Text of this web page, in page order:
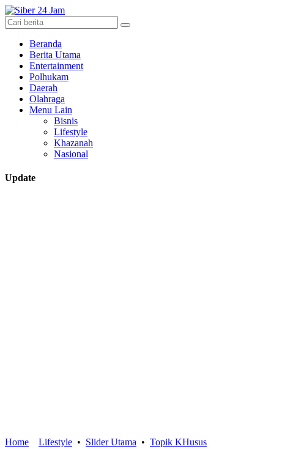
Beranda
Berita Utama
Entertainment
Polhukam
Daerah
Olahraga
Menu Lain
Bisnis
Lifestyle
Khazanah
Nasional
Update
Home
Lifestyle • Slider Utama • Topik KHusus